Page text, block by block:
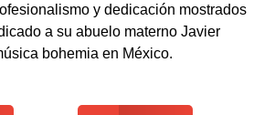
y dedicación mostrados
a su abuelo materno Javier
bohemia en México.